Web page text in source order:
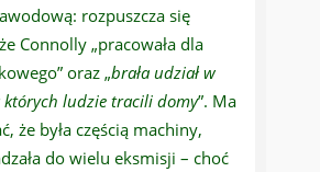
rozpuszcza się
Connolly „pracowała dla
oraz „brała udział w
których ludzie tracili domy”. Ma
że była częścią machiny,
do wielu eksmisji – choć